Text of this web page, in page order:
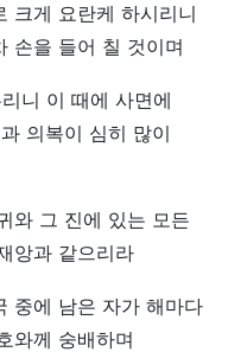
크게 요란케 하시리니
손을 들어 칠 것이며
니 이 때에 사면에
의복이 심히 많이
와 그 진에 있는 모든
앙과 같으리라
중에 남은 자가 해마다
와께 숭배하며